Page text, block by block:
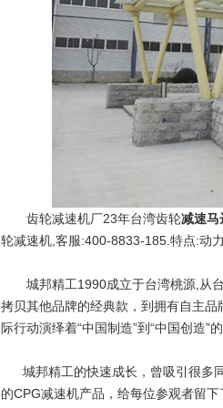
齿轮减速机厂23年台湾齿轮减速马
轮减速机,客服:400-8833-185.特点:动
城邦精工1990成立于台湾桃源,从台
拷贝其他品牌的经典款，到拥有自主
际行动演绎着“中国制造”到“中国创造”
城邦精工的快速成长，曾吸引很多
的CPG减速机产品，给每位参观者留下